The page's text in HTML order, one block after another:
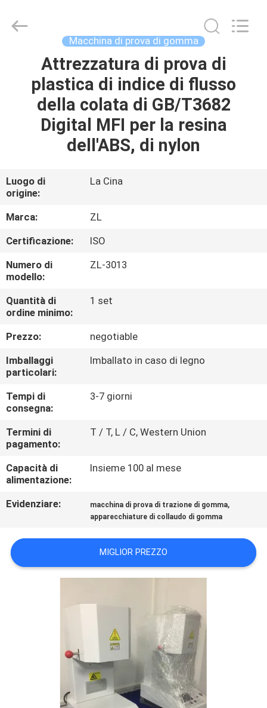
CASA
PRODOTTI
CIRCA
NOI
GIRO
DELLA
FABBRICA
CONTROLLO
DI
QUALITÀ
CONTATTICI
NOTIZIE
RICHIEDA
CITAZIONE
VR
SHOW
PRIVACY
Instrument
Technology
Macchina di prova di gomma
Attrezzatura di prova di
plastica di indice di flusso
della colata di GB/T3682
Digital MFI per la resina
dell'ABS, di nylon
Luogo di
origine:
La Cina
Marca:
ZL
Certificazione:
ISO
Numero di
modello:
ZL-3013
Quantità di
ordine minimo:
1 set
Prezzo:
negotiable
Imballaggi
particolari:
Imballato in caso di legno
Tempi di
consegna:
3-7 giorni
Termini di
pagamento:
T / T, L / C, Western Union
Capacità di
alimentazione:
Insieme 100 al mese
Evidenziare: macchina di prova di trazione di gomma,
apparecchiature di collaudo di gomma
MIGLIOR PREZZO